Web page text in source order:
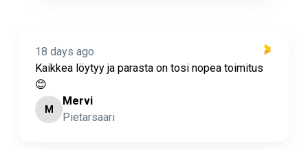
ja parasta on tosi nopea toimitus
18 days ago
Nopea